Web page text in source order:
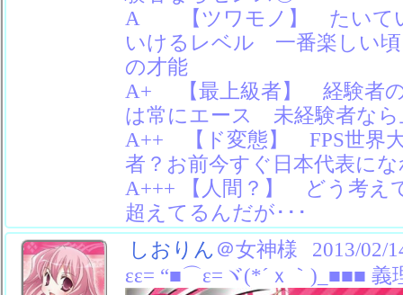
A 【ツワモノ】 たいてい
いけるレベル 一番楽しい
の才能
A+ 【最上級者】 経験者
は常にエース 未経験者なら
A++ 【ド変態】 FPS世界
者？お前今すぐ日本代表に
A+++ 【人間？】 どう考え
超えてるんだが･･･
しおりん ＠女神様
2013/02/
εε= “■⌒ε=ヾ(*´ｘ｀)_■■■ 義